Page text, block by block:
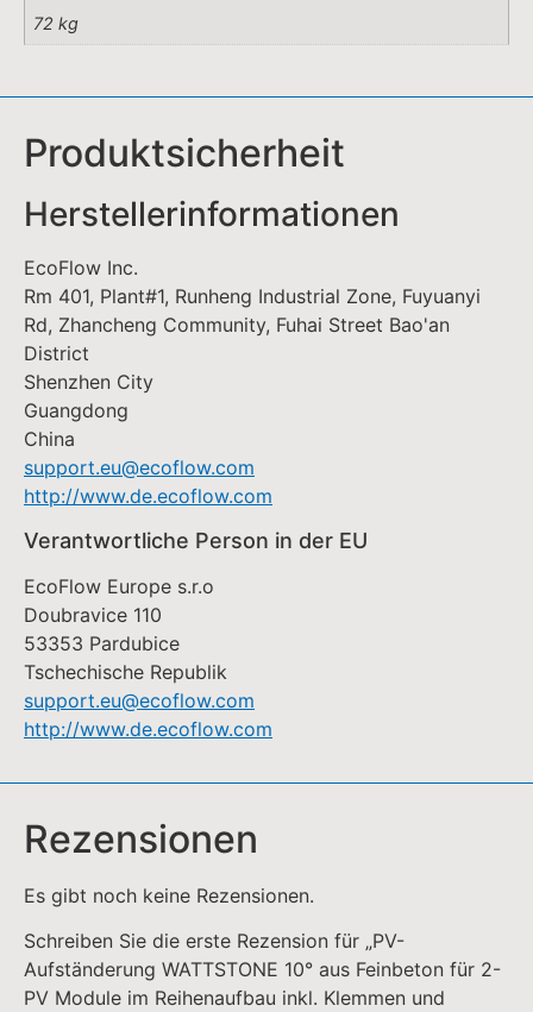
72 kg
Produktsicherheit
Herstellerinformationen
EcoFlow Inc.
Rm 401, Plant#1, Runheng Industrial Zone, Fuyuanyi
Rd, Zhancheng Community, Fuhai Street Bao'an
District
Shenzhen City
Guangdong
China
support.eu@ecoflow.com
http://www.de.ecoflow.com
Verantwortliche Person in der EU
EcoFlow Europe s.r.o
Doubravice 110
53353 Pardubice
Tschechische Republik
support.eu@ecoflow.com
http://www.de.ecoflow.com
Rezensionen
Es gibt noch keine Rezensionen.
Schreiben Sie die erste Rezension für „PV-
Aufständerung WATTSTONE 10° aus Feinbeton für 2-
PV Module im Reihenaufbau inkl. Klemmen und